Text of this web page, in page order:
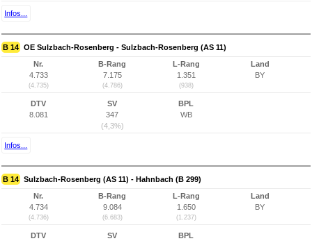
Infos...
B 14 OE Sulzbach-Rosenberg - Sulzbach-Rosenberg (AS 11)
Nr.
4.733
(4.735)
B-Rang
7.175
(4.786)
L-Rang
1.351
(938)
Land
BY
DTV
8.081
SV
347
(4,3%)
BPL
WB
Infos...
B 14 Sulzbach-Rosenberg (AS 11) - Hahnbach (B 299)
Nr.
4.734
(4.736)
B-Rang
9.084
(6.683)
L-Rang
1.650
(1.237)
Land
BY
DTV
SV
BPL